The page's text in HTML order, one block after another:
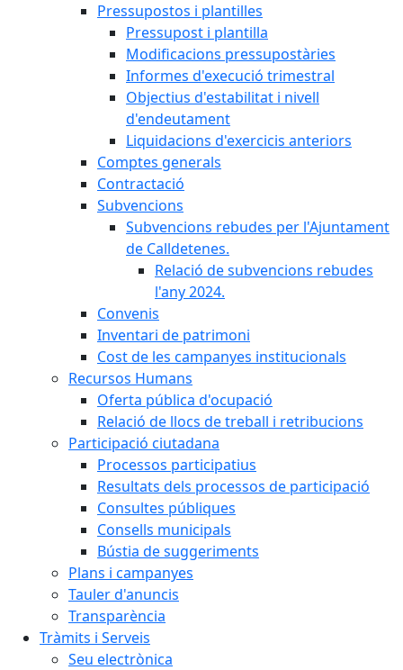
Pressupostos i plantilles
Pressupost i plantilla
Modificacions pressupostàries
Informes d'execució trimestral
Objectius d'estabilitat i nivell
d'endeutament
Liquidacions d'exercicis anteriors
Comptes generals
Contractació
Subvencions
Subvencions rebudes per l'Ajuntament
de Calldetenes.
Relació de subvencions rebudes
l'any 2024.
Convenis
Inventari de patrimoni
Cost de les campanyes institucionals
Recursos Humans
Oferta pública d'ocupació
Relació de llocs de treball i retribucions
Participació ciutadana
Processos participatius
Resultats dels processos de participació
Consultes públiques
Consells municipals
Bústia de suggeriments
Plans i campanyes
Tauler d'anuncis
Transparència
Tràmits i Serveis
Seu electrònica